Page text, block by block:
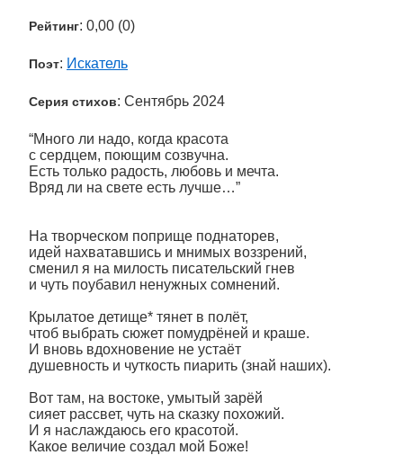
Рейтинг: 0,00 (0)
Поэт: Искатель
Серия стихов: Сентябрь 2024
“Много ли надо, когда красота
с сердцем, поющим созвучна.
Есть только радость, любовь и мечта.
Вряд ли на свете есть лучше…”
На творческом поприще поднаторев,
идей нахватавшись и мнимых воззрений,
сменил я на милость писательский гнев
и чуть поубавил ненужных сомнений.
Крылатое детище* тянет в полёт,
чтоб выбрать сюжет помудрёней и краше.
И вновь вдохновение не устаёт
душевность и чуткость пиарить (знай наших).
Вот там, на востоке, умытый зарёй
сияет рассвет, чуть на сказку похожий.
И я наслаждаюсь его красотой.
Какое величие создал мой Боже!